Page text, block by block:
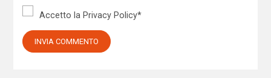
Accetto la Privacy Policy*